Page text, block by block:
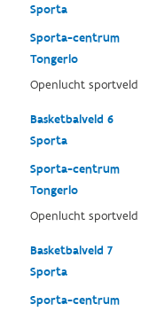
Sporta
Sporta-centrum
Tongerlo
Openlucht sportveld
Basketbalveld 6
Sporta
Sporta-centrum
Tongerlo
Openlucht sportveld
Basketbalveld 7
Sporta
Sporta-centrum